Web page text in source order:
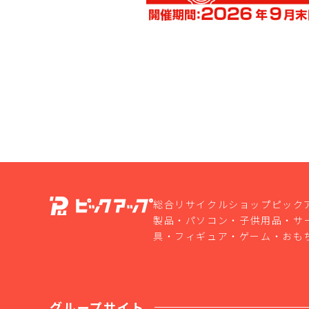
総合リサイクルショップピッ
製品・パソコン・子供用品・
具・フィギュア・ゲーム・お